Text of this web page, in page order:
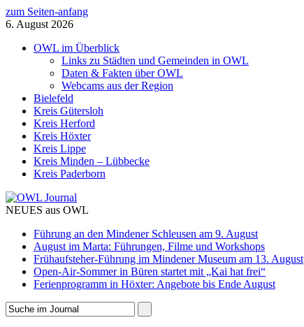
zum Seiten-anfang
6. August 2026
OWL im Überblick
Links zu Städten und Gemeinden in OWL
Daten & Fakten über OWL
Webcams aus der Region
Bielefeld
Kreis Gütersloh
Kreis Herford
Kreis Höxter
Kreis Lippe
Kreis Minden – Lübbecke
Kreis Paderborn
NEUES aus OWL
Führung an den Mindener Schleusen am 9. August
August im Marta: Führungen, Filme und Workshops
Frühaufsteher-Führung im Mindener Museum am 13. August
Open-Air-Sommer in Büren startet mit „Kai hat frei“
Ferienprogramm in Höxter: Angebote bis Ende August